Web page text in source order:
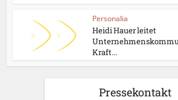
Personalia
Heidi Hauer leitet
Kraft...
Pressekontakt